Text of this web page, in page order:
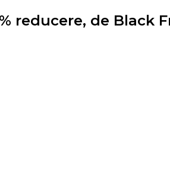
reducere, de Black